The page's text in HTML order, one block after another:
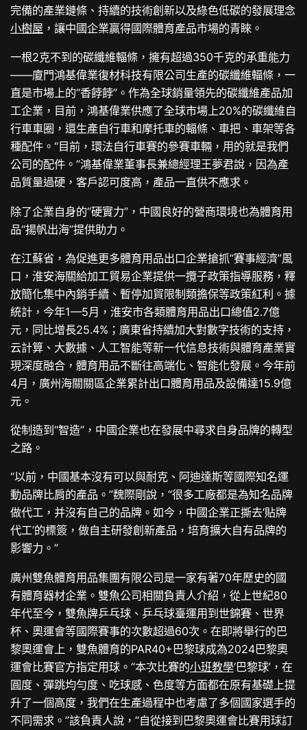
完備的產業鏈條、持續的技術創新以及綠色低碳的發展理念
小樹屋 ，讓中國企業贏得國際體育產品市場的青睞。
一根2克不到的碳纖維輻條，擁有超過350千克的承重能力
——廈門鴻基偉業復材科技有限公司生產的碳纖維輻條，一
直是市場上的“香餑餑”。作為全球銷量領先的碳纖維產品加
工企業，目前，鴻基偉業供應了全球市場上20%的碳纖維自
行車車圈，還生產自行車和摩托車的輻條、車把、車架等各
種配件。“目前，環法自行車賽的參賽車輛，用的就是我們
公司的配件。”鴻基偉業董事長兼總經理王夢君說，因為產
品質量過硬，客戶認可度高，產品一直供不應求。
除了企業自身的“硬實力”，中國良好的營商環境也為體育用
品“揚帆出海”提供助力。
在江蘇省，為促進更多體育用品出口企業搶抓“賽事經濟”風
口，淮安海關給加工貿易企業提供一攬子政策指導服務，釋
放簡化集中內銷手續、暫停加貿限制類擔保等政策紅利。據
統計，今年1—5月，淮安市各類體育用品出口總值2.7億
元，同比增長25.4%；廣東省持續加大對數字技術的支持，
云計算、大數據、人工智能等新一代信息技術與體育產業實
現深度融合，體育用品不斷往高端化、智能化發展。今年前
4月，廣州海關關區企業累計出口體育用品及設備達15.9億
元。
從制造到“智造”，中國企業也在發展中尋求自身品牌的轉型
之路。
“以前，中國基本沒有可以與耐克、阿迪達斯等國際知名運
動品牌比肩的產品。”魏際剛說，“很多工廠都是為知名品牌
做代工，并沒有自己的品牌。如今，中國企業正撕去‘貼牌
代工’的標簽，做自主研發創新產品，培育擴大自有品牌的
影響力。”
廣州雙魚體育用品集團有限公司是一家有著70年歷史的國
有體育器材企業。雙魚公司相關負責人介紹，從上世紀80
年代至今，雙魚牌乒乓球、乒乓球臺運用到世錦賽、世界
杯、奧運會等國際賽事的次數超過60次。在即將舉行的巴
黎奧運會上，雙魚體育的PAR40+巴黎球成為2024巴黎奧
運會比賽官方指定用球。“本次比賽的小班教學‘巴黎球’，在
圓度、彈跳均勻度、吃球感、色度等方面都在原有基礎上提
升了一個高度，我們在生產過程中也考慮了多個國家選手的
不同需求。”該負責人說，“自從接到巴黎奧運會比賽用球訂